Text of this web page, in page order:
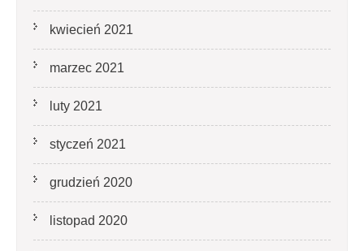
kwiecień 2021
marzec 2021
luty 2021
styczeń 2021
grudzień 2020
listopad 2020